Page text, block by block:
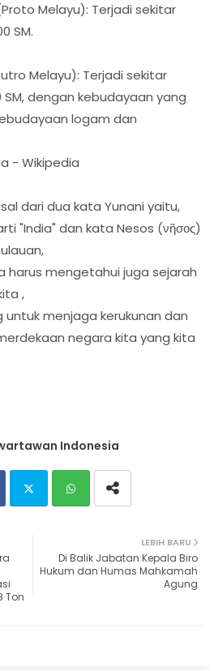
Melayu): Terjadi sekitar
SM.
Melayu): Terjadi sekitar
SM, dengan kebudayaan yang
logam dan
- Wikipedia
dari dua kata Yunani yaitu,
"India" dan kata Nesos (νῆσος)
harus mengetahui juga sejarah
,
menjaga kerukunan dan
negara kita yang kita
Indonesia
ats
LEBIH BARU
Di Balik Jabatan Kepala Biro
Hukum dan Humas Mahkamah
Agung
Ton